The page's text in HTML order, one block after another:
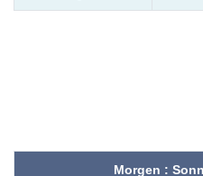
Morgen :